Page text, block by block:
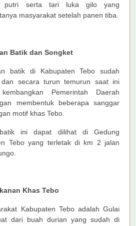
putri serta tari luka gilo yang
masyarakat setelah panen tiba.
Batik dan Songket
batik di Kabupaten Tebo sudah
secara turun temurun saat ini
Pemerintah Daerah
membentuk beberapa sanggar
motif khas Tebo.
ini dapat dilihat di Gedung
Tebo yang terletak di km 2 jalan
Khas Tebo
Kabupaten Tebo adalah Gulai
dari buah durian yang sudah di